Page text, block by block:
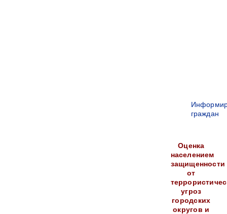
граждан
Оценка
населением
защищенности
от
угроз
городских
округов и